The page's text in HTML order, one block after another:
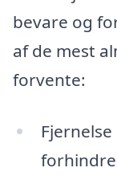
bevare og
af de mest
forvente:
forhindre